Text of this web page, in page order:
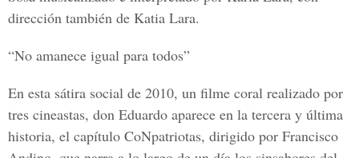
dirección también de Katia Lara.
“No amanece igual para todos”
En esta sátira social de 2010, un filme coral realizado por
tres cineastas, don Eduardo aparece en la tercera y última
historia, el capítulo CoNpatriotas, dirigido por Francisco